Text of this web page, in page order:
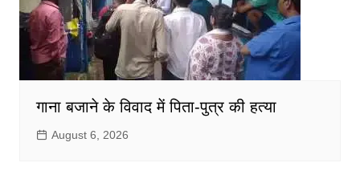
गाना बजाने के विवाद में पिता-पुत्र की हत्या
August 6, 2026